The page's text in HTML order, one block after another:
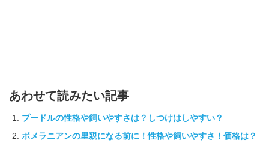
あわせて読みたい記事
プードルの性格や飼いやすさは？しつけはしやすい？
ポメラニアンの里親になる前に！性格や飼いやすさ！価格は？